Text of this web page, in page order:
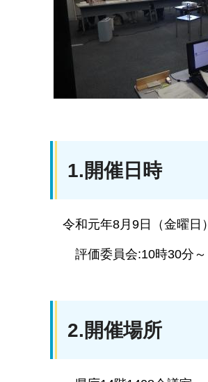
1.開催日時
令和元年8月9日（金曜日）
評価委員会:10時30分～
2.開催場所